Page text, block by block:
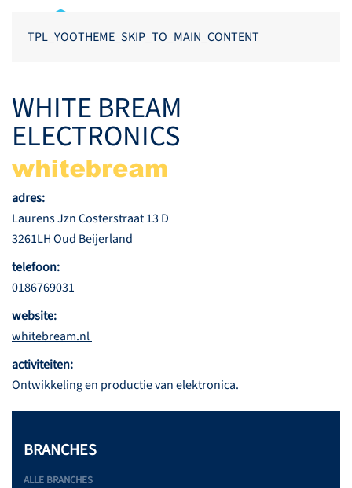
TPL_YOOTHEME_SKIP_TO_MAIN_CONTENT
WHITE BREAM
ELECTRONICS
adres:
Laurens Jzn Costerstraat 13 D
3261LH Oud Beijerland
telefoon:
0186769031
website:
whitebream.nl
activiteiten:
Ontwikkeling en productie van elektronica.
BRANCHES
ALLE BRANCHES